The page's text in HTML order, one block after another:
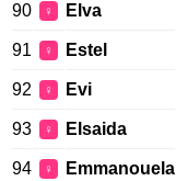
90 ♀ Elva
91 ♀ Estel
92 ♀ Evi
93 ♀ Elsaida
94 ♀ Emmanouela